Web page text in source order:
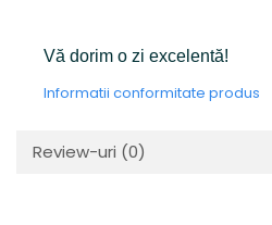
Vă dorim o zi excelentă!
Informatii conformitate produs
Review-uri (0)